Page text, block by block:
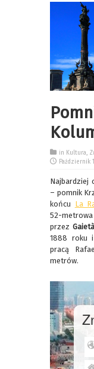
in Kultura,
Październik
Najbardziej
– pomnik
końcu La
52-
przez
1888 roku
pracą
metrów.